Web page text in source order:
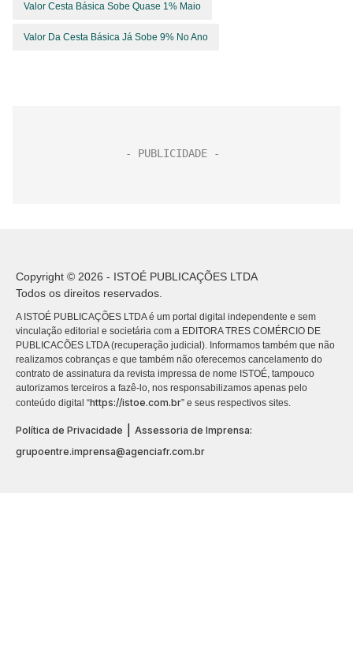
Valor Cesta Básica Sobe Quase 1% Maio
Valor Da Cesta Básica Já Sobe 9% No Ano
Copyright © 2026 - ISTOÉ PUBLICAÇÕES LTDA
Todos os direitos reservados.
A ISTOÉ PUBLICAÇÕES LTDA é um portal digital independente e sem
vinculação editorial e societária com a EDITORA TRES COMÉRCIO DE
PUBLICACÕES LTDA (recuperação judicial). Informamos também que não
realizamos cobranças e que também não oferecemos cancelamento do
contrato de assinatura da revista impressa de nome ISTOÉ, tampouco
autorizamos terceiros a fazê-lo, nos responsabilizamos apenas pelo
conteúdo digital “https://istoe.com.br” e seus respectivos sites.
Política de Privacidade
Assessoria de Imprensa:
grupoentre.imprensa@agenciafr.com.br